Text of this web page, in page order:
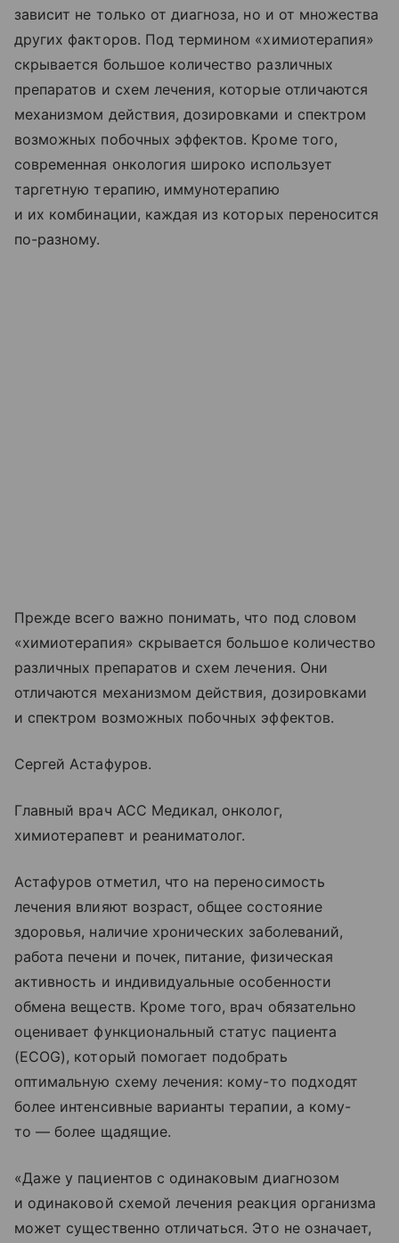
зависит не только от диагноза, но и от множества
других факторов. Под термином «химиотерапия»
скрывается большое количество различных
препаратов и схем лечения, которые отличаются
механизмом действия, дозировками и спектром
возможных побочных эффектов. Кроме того,
современная онкология широко использует
таргетную терапию, иммунотерапию
и их комбинации, каждая из которых переносится
по-разному.
Прежде всего важно понимать, что под словом
«химиотерапия» скрывается большое количество
различных препаратов и схем лечения. Они
отличаются механизмом действия, дозировками
и спектром возможных побочных эффектов.
Сергей Астафуров.
Главный врач АСС Медикал, онколог,
химиотерапевт и реаниматолог.
Астафуров отметил, что на переносимость
лечения влияют возраст, общее состояние
здоровья, наличие хронических заболеваний,
работа печени и почек, питание, физическая
активность и индивидуальные особенности
обмена веществ. Кроме того, врач обязательно
оценивает функциональный статус пациента
(ECOG), который помогает подобрать
оптимальную схему лечения: кому-то подходят
более интенсивные варианты терапии, а кому-
то — более щадящие.
«Даже у пациентов с одинаковым диагнозом
и одинаковой схемой лечения реакция организма
может существенно отличаться. Это не означает,